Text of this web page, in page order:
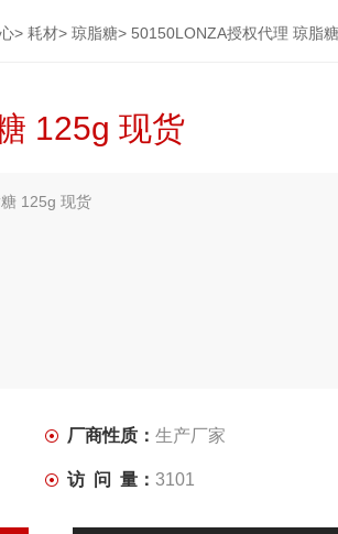
> 耗材> 琼脂糖> 50150LONZA授权代理 琼脂
125g 现货
125g 现货
虑更多！！！】
厂商性质： 生产厂家
访 问 量： 3101